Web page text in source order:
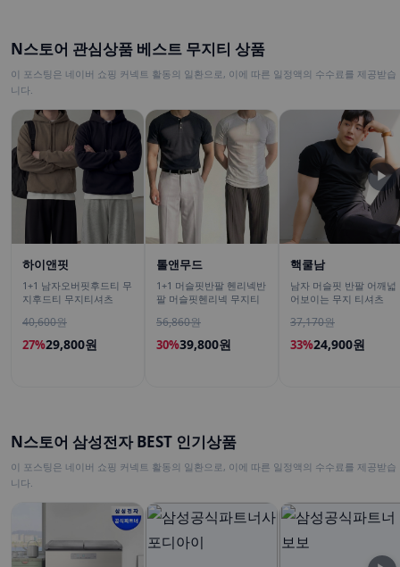
N스토어 관심상품 베스트 무지티 상품
이 포스팅은 네이버 쇼핑 커넥트 활동의 일환으로, 이에 따른 일정액의 수수료를 제공받습
니다.
하이앤핏
1+1 남자오버핏후드티 무
지후드티 무지티셔츠
40,600원
27%29,800원
톨앤무드
1+1 머슬핏반팔 헨리넥반
팔 머슬핏헨리넥 무지티
56,860원
30%39,800원
핵쿨남
남자 머슬핏 반팔 어깨넓
어보이는 무지 티셔츠
37,170원
33%24,900원
▶
N스토어 삼성전자 BEST 인기상품
이 포스팅은 네이버 쇼핑 커넥트 활동의 일환으로, 이에 따른 일정액의 수수료를 제공받습
니다.